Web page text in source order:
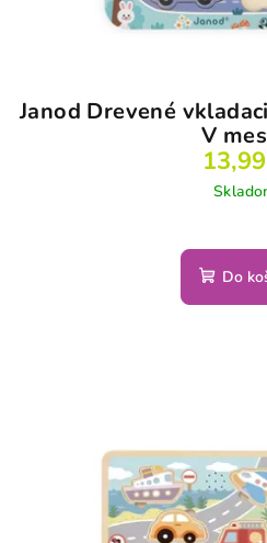
Janod Drevené
V
Do